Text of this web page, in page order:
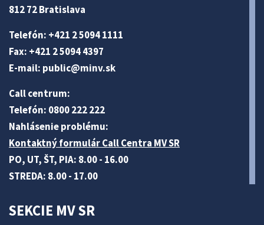
812 72 Bratislava
Telefón: +421 2 5094 1111
Fax: +421 2 5094 4397
E-mail: public@minv.sk
Call centrum:
Telefón: 0800 222 222
Nahlásenie problému:
Kontaktný formulár Call Centra MV SR
PO, UT, ŠT, PIA: 8.00 - 16.00
STREDA: 8.00 - 17.00
SEKCIE MV SR